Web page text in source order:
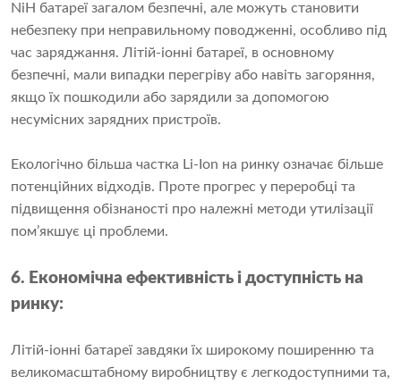
NiH батареї загалом безпечні, але можуть становити
небезпеку при неправильному поводженні, особливо під
час заряджання. Літій-іонні батареї, в основному
безпечні, мали випадки перегріву або навіть загоряння,
якщо їх пошкодили або зарядили за допомогою
несумісних зарядних пристроїв.
Екологічно більша частка Li-Ion на ринку означає більше
потенційних відходів. Проте прогрес у переробці та
підвищення обізнаності про належні методи утилізації
пом’якшує ці проблеми.
6. Економічна ефективність і доступність на
ринку:
Літій-іонні батареї завдяки їх широкому поширенню та
великомасштабному виробництву є легкодоступними та,